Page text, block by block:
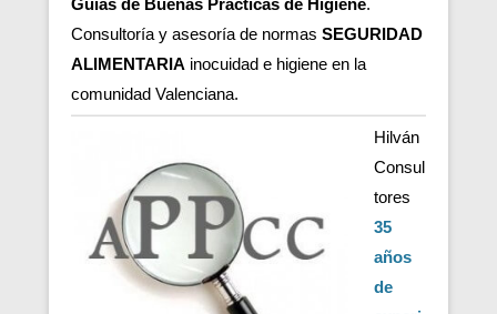
Guías de Buenas Prácticas de Higiene.
Consultoría y asesoría de normas SEGURIDAD
ALIMENTARIA inocuidad e higiene en la
comunidad Valenciana.
Hilván
Consul
tores
35
años
de